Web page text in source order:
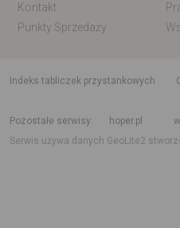
Kontakt
Punkty Sprzedaży
indeks tabliczek przystankowych
Pozostałe serwisy
hoper.pl
Serwis używa danych GeoLite2